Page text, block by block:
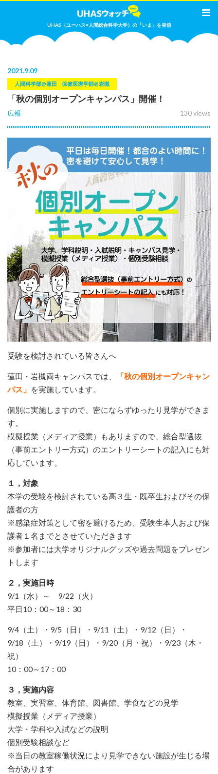
UHAS（ユーハス=人間総合科学大学）の「いま」を発信
2021.9.09
人間科学部@蓮田 保健医療学部@岩槻
「秋の個別オープンキャンパス」開催！
130 views
広報
受験を検討されている皆さんへ
蓮田・岩槻両キャンパスでは、
「秋の個別オープンキャン
パス」 を実施しています。
個別に実施しますので、密にならずゆったり見学ができま
す。
模擬授業（メディア授業）もありますので、総合型選抜
（事前エントリー方式）のエントリーシートの記入にも対
応しています。
１，対象
本学の受験を検討されている高３生・既卒生およびその保
護者の方
※感染症対策として密を避けるため、受験生本人および保
護者１名までとさせていただきます
※参加者には大学オリジナルグッズや過去問題をプレゼン
トします
２，実施日時
9/1（水）～ 9/22（火）
平日10：00～18：30
9/4（土）・9/5（日）・9/11（土）・9/12（日）・
9/18（土）・9/19（日）・9/20（月・祝）・9/23（木・
祝）
10：00～17：00
３，実施内容
教室、実習室、体育館、図書館、学食などの見学
模擬授業（メディア授業）
大学・学科や入試などの説明
個別受験相談など
※当日の教室稼働状況により見学できない施設が生じる場
合があります